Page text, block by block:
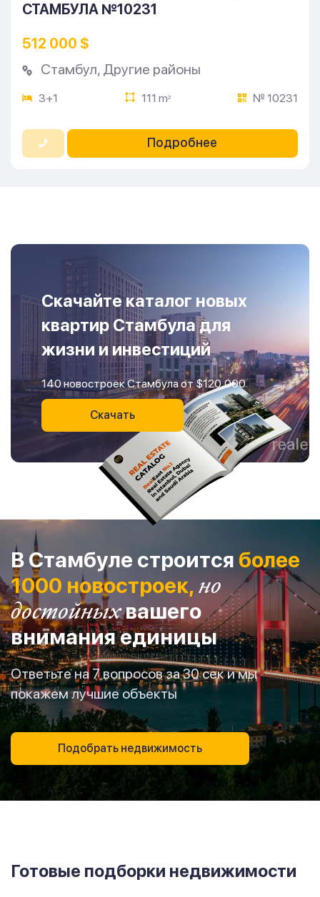
СТАМБУЛА №10231
512 000 $
Стамбул, Другие районы
3+1 111 m2 № 10231
Подробнее
Скачайте каталог новых
квартир Стамбула для
жизни и инвестиций
140 новостроек Стамбула от $120,000
Скачать
В Стамбуле строится более
1000 новостроек,но
достойныхвашего
внимания единицы
Ответьте на 7 вопросов за 30 сек и мы
покажем лучшие объекты
Подобрать недвижимость
Готовые подборки недвижимости